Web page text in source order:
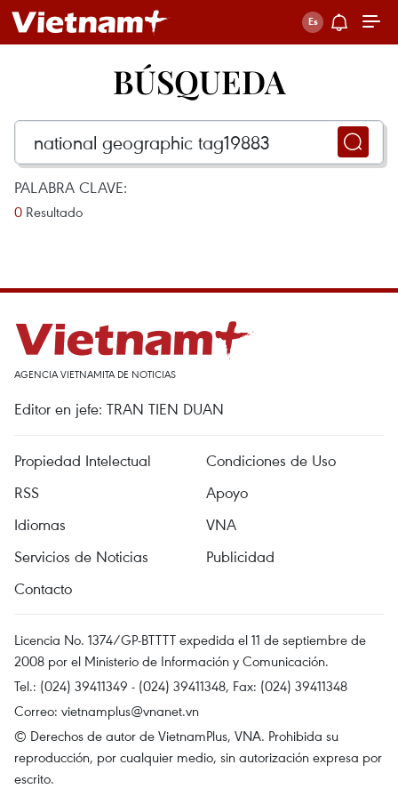
BÚSQUEDA
PALABRA CLAVE:
0 Resultado
AGENCIA VIETNAMITA DE NOTICIAS
Editor en jefe: TRAN TIEN DUAN
Propiedad Intelectual
Condiciones de Uso
RSS
Apoyo
Idiomas
VNA
Servicios de Noticias
Publicidad
Contacto
Licencia No. 1374/GP-BTTTT expedida el 11 de septiembre de
2008 por el Ministerio de Información y Comunicación.
Tel.: (024) 39411349 - (024) 39411348, Fax: (024) 39411348
Correo: vietnamplus@vnanet.vn
© Derechos de autor de VietnamPlus, VNA. Prohibida su
reproducción, por cualquier medio, sin autorización expresa por
escrito.